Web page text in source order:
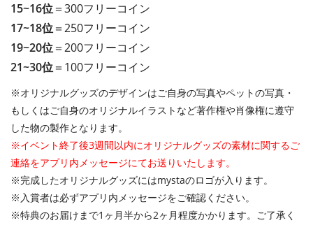
15~16位＝300フリーコイン
17~18位＝250フリーコイン
19~20位＝200フリーコイン
21~30位＝100フリーコイン
※オリジナルグッズのデザインはご自身の写真やペットの写真・
もしくはご自身のオリジナルイラストなど著作権や肖像権に遵守
した物の製作となります。
※イベント終了後3週間以内にオリジナルグッズの素材に関するご
連絡をアプリ内メッセージにてお送りいたします。
※完成したオリジナルグッズにはmystaのロゴが入ります。
※入賞者は必ずアプリ内メッセージをご確認ください。
※特典のお届けまで1ヶ月半から2ヶ月程度かかります。ご了承く